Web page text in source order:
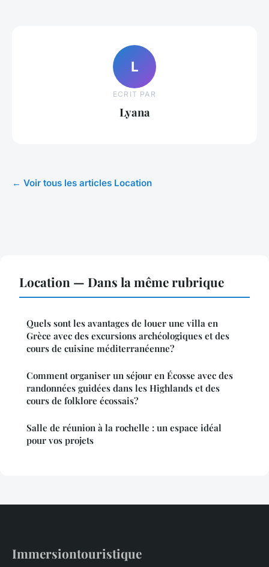
L
ECRIT PAR
Lyana
← Voir tous les articles Location
Location — Dans la même rubrique
Quels sont les avantages de louer une villa en
Grèce avec des excursions archéologiques et des
cours de cuisine méditerranéenne?
Comment organiser un séjour en Écosse avec des
randonnées guidées dans les Highlands et des
cours de folklore écossais?
Salle de réunion à la rochelle : un espace idéal
pour vos projets
Immersiontouristique